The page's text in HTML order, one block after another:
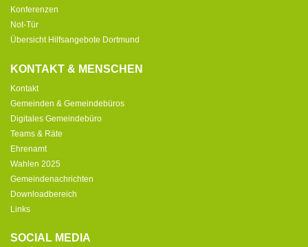
Konferenzen
Not-Tür
Übersicht Hilfsangebote Dortmund
KONTAKT & MENSCHEN
Kontakt
Gemeinden & Gemeindebüros
Digitales Gemeindebüro
Teams & Räte
Ehrenamt
Wahlen 2025
Gemeindenachrichten
Downloadbereich
Links
SOCIAL MEDIA